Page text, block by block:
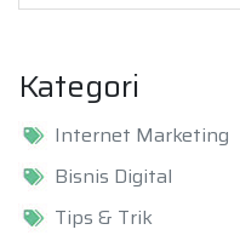
Kategori
Internet Marketing
Bisnis Digital
Tips & Trik